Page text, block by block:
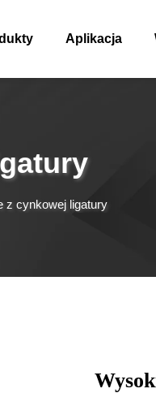
Aplikacja
z cynkowej ligatury